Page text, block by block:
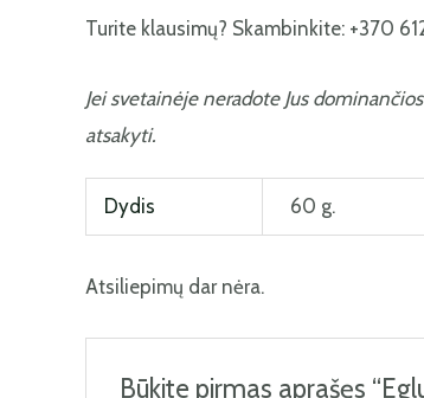
Turite klausimų? Skambinkite: +370
Jei svetainėje neradote Jus
atsakyti.
Dydis 60 g.
Atsiliepimų dar nėra.
Būkite pirmas aprašęs